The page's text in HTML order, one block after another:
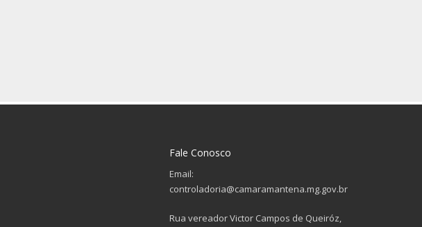
Fale Conosco
Email:
controladoria@camaramantena.mg.gov.br
Rua vereador Victor Campos de Queiróz,